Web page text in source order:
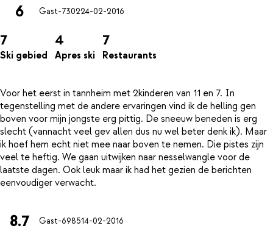
6 Gast-730224-02-2016
7
Ski gebied
4
Apres ski
7
Restaurants
Voor het eerst in tannheim met 2kinderen van 11 en 7. In
tegenstelling met de andere ervaringen vind ik de helling gen
boven voor mijn jongste erg pittig. De sneeuw beneden is erg
slecht (vannacht veel gev allen dus nu wel beter denk ik). Maar
ik hoef hem echt niet mee naar boven te nemen. Die pistes zijn
veel te heftig. We gaan uitwijken naar nesselwangle voor de
laatste dagen. Ook leuk maar ik had het gezien de berichten
8.7 Gast-698514-02-2016